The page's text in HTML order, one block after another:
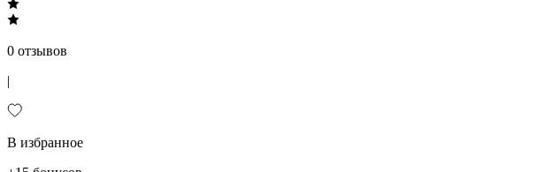
0 отзывов
|
В избранное